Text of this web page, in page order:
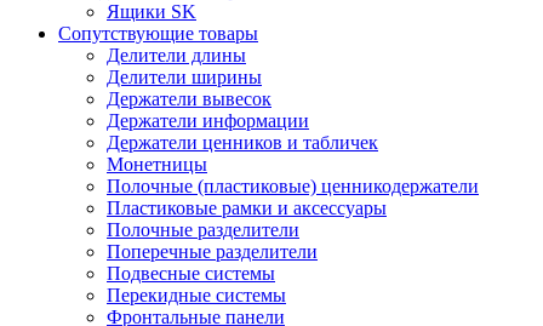
Ящики SK
Сопутствующие товары
Делители длины
Делители ширины
Держатели вывесок
Держатели информации
Держатели ценников и табличек
Монетницы
Полочные (пластиковые) ценникодержатели
Пластиковые рамки и аксессуары
Полочные разделители
Поперечные разделители
Подвесные системы
Перекидные системы
Фронтальные панели